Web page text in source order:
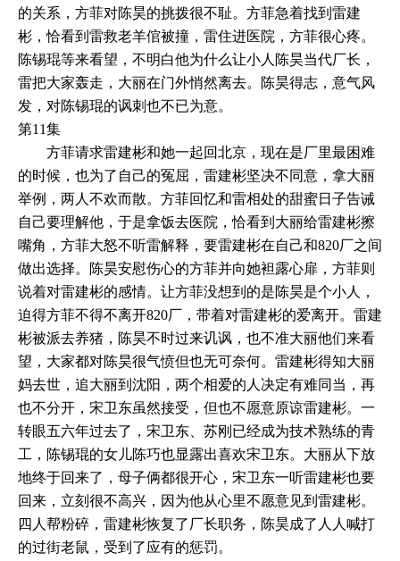
的关系，方菲对陈昊的挑拨很不耻。方菲急着找到雷建
彬，恰看到雷救老羊倌被撞，雷住进医院，方菲很心疼。
陈锡琨等来看望，不明白他为什么让小人陈昊当代厂长，
雷把大家轰走，大丽在门外悄然离去。陈昊得志，意气风
发，对陈锡琨的讽刺也不已为意。
第11集
方菲请求雷建彬和她一起回北京，现在是厂里最困难
的时候，也为了自己的冤屈，雷建彬坚决不同意，拿大丽
举例，两人不欢而散。方菲回忆和雷相处的甜蜜日子告诫
自己要理解他，于是拿饭去医院，恰看到大丽给雷建彬擦
嘴角，方菲大怒不听雷解释，要雷建彬在自己和820厂之间
做出选择。陈昊安慰伤心的方菲并向她袒露心扉，方菲则
说着对雷建彬的感情。让方菲没想到的是陈昊是个小人，
迫得方菲不得不离开820厂，带着对雷建彬的爱离开。雷建
彬被派去养猪，陈昊不时过来讥讽，也不准大丽他们来看
望，大家都对陈昊很气愤但也无可奈何。雷建彬得知大丽
妈去世，追大丽到沈阳，两个相爱的人决定有难同当，再
也不分开，宋卫东虽然接受，但也不愿意原谅雷建彬。一
转眼五六年过去了，宋卫东、苏刚已经成为技术熟练的青
工，陈锡琨的女儿陈巧也显露出喜欢宋卫东。大丽从下放
地终于回来了，母子俩都很开心，宋卫东一听雷建彬也要
回来，立刻很不高兴，因为他从心里不愿意见到雷建彬。
四人帮粉碎，雷建彬恢复了厂长职务，陈昊成了人人喊打
的过街老鼠，受到了应有的惩罚。